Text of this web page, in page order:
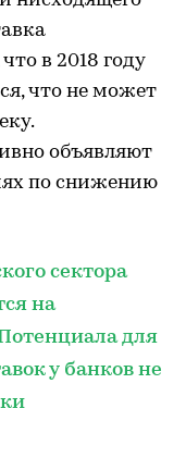
в 2018 году
что не может
объявляют
по снижению
сектора
на
для
у банков не